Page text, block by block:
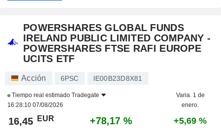
POWERSHARES GLOBAL FUNDS
IRELAND PUBLIC LIMITED COMPANY -
POWERSHARES FTSE RAFI EUROPE
UCITS ETF
Acción 6PSC IE00B23D8X81
Tiempo real estimado Tradegate
16:28:10 07/08/2026
Varia. 1 de
enero.
16,45 EUR +78,17 % +5,69 %